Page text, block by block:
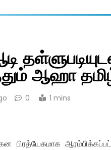
ஆஹா தமிழ்
0 1 mins
பிரத்யேகமாக